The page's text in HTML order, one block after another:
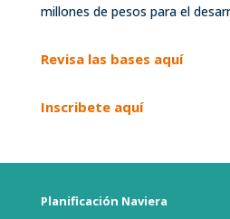
millones de pesos para el
Revisa las bases aquí
Inscribete aquí
Planificación Naviera